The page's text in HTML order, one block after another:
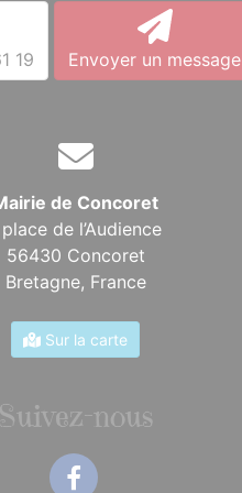
19 Envoyer un message
de Concoret
place de l’Audience
56430 Concoret
Bretagne, France
Sur la carte
Suivez-nous